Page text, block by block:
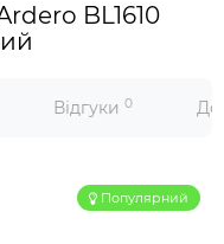
BL1610
Відгуки 0
Популярний